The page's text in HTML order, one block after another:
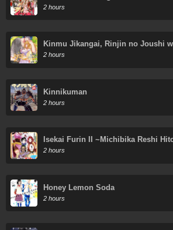
2 hours
Kinmu Jikangai, Rinjin no Joushi
ni Naru.
2 hours
Kinnikuman
2 hours
Isekai Furin II ~Michibika Reshi
Tachi to Bukiyo Tensei Yuusha~
2 hours
Honey Lemon Soda
2 hours